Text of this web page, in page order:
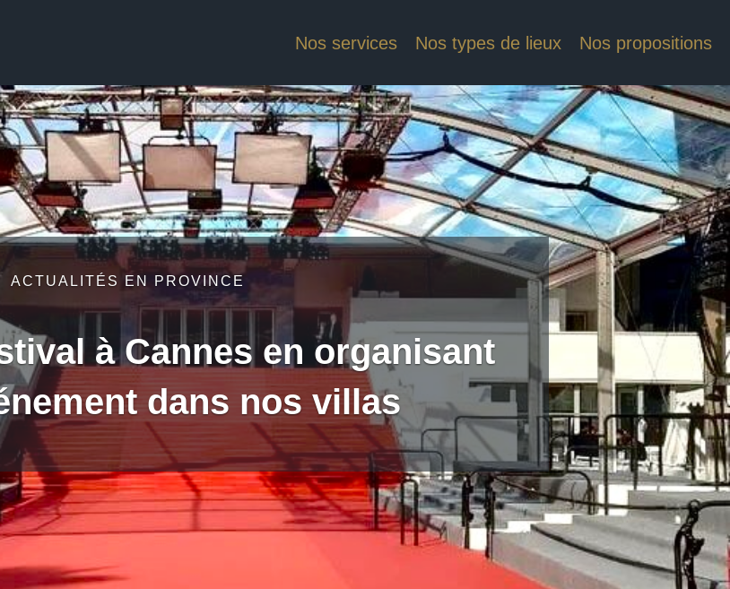
Nos services Nos types de lieux Nos propositions
ACTUALITÉS EN PROVINCE
à Cannes en organisant
dans nos villas